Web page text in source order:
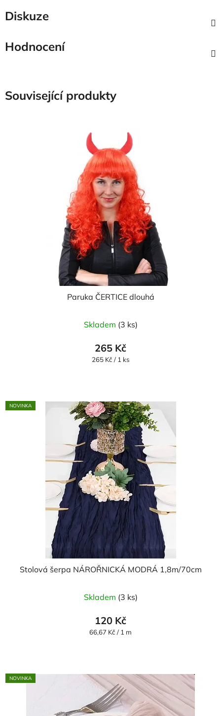
Diskuze
Hodnocení
Související produkty
Paruka ČERTICE dlouhá
Skladem (3 ks)
265 Kč
Měrná
265 Kč / 1 ks
NOVINKA
Stolová šerpa NÁROŘNICKÁ MODRÁ 1,8m/70cm
Skladem (3 ks)
120 Kč
Měrná
66,67 Kč / 1 m
NOVINKA